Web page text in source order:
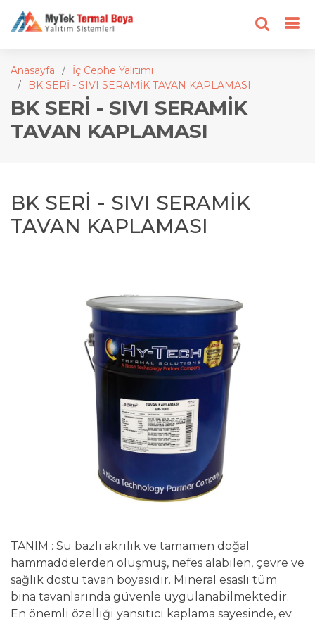
Anasayfa
İç Cephe Yalıtımı
BK SERİ - SIVI SERAMİK TAVAN KAPLAMASI
BK SERİ - SIVI SERAMİK
TAVAN KAPLAMASI
BK SERİ - SIVI SERAMİK
TAVAN KAPLAMASI
TANIM : Su bazlı akrilik ve tamamen doğal
hammaddelerden oluşmuş, nefes alabilen, çevre ve
sağlık dostu tavan boyasıdır. Mineral esaslı tüm
bina tavanlarında güvenle uygulanabilmektedir.
En önemli özelliği yansıtıcı kaplama sayesinde, ev